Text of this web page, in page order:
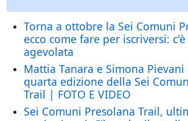
Torna a ottobre la Sei Comuni
ecco come fare per iscriversi:
agevolata
Mattia Tanara e Simona
quarta edizione della Sei
Trail | FOTO E VIDEO
Sei Comuni Presolana Trail,